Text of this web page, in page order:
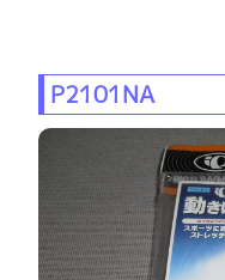
P2101NA